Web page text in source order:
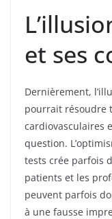
et ses
Dernièrement,
pourrait résoudre
cardiovasculaires
question.
tests crée parfois
patients et les
peuvent parfois
à une fausse